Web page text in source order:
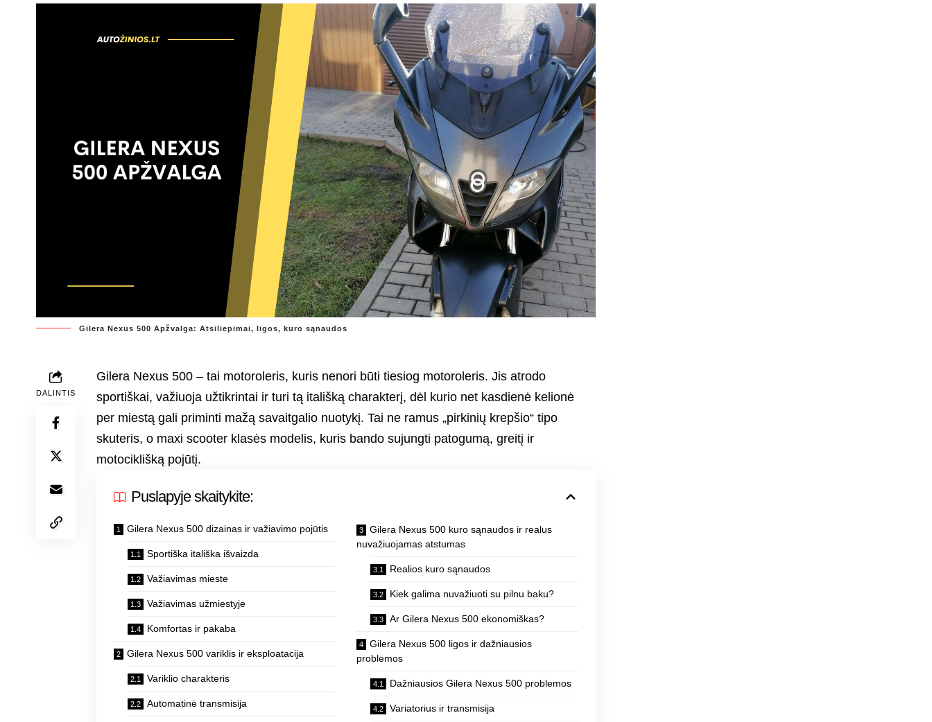
Gilera Nexus 500 Apžvalga: Atsiliepimai, ligos, kuro sąnaudos
DALINTIS
Gilera Nexus 500 – tai motoroleris, kuris nenori būti tiesiog motoroleris. Jis atrodo
sportiškai, važiuoja užtikrintai ir turi tą itališką charakterį, dėl kurio net kasdienė kelionė
per miestą gali priminti mažą savaitgalio nuotykį. Tai ne ramus „pirkinių krepšio“ tipo
skuteris, o maxi scooter klasės modelis, kuris bando sujungti patogumą, greitį ir
motociklišką pojūtį.
Puslapyje skaitykite:
Gilera Nexus 500 dizainas ir važiavimo pojūtis
Sportiška itališka išvaizda
Važiavimas mieste
Važiavimas užmiestyje
Komfortas ir pakaba
Gilera Nexus 500 variklis ir eksploatacija
Variklio charakteris
Automatinė transmisija
Gilera Nexus 500 kuro sąnaudos ir realus
nuvažiuojamas atstumas
Realios kuro sąnaudos
Kiek galima nuvažiuoti su pilnu baku?
Ar Gilera Nexus 500 ekonomiškas?
Gilera Nexus 500 ligos ir dažniausios
problemos
Dažniausios Gilera Nexus 500 problemos
Variatorius ir transmisija